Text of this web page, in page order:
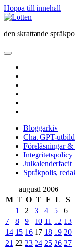
Hoppa till innehåll
Lotten
den skrattande
öppna
meny
Bloggarkiv
Chat GPT-
Föreläsningar &
Integritetspolicy
Julkalenderfacit
Språkpolis,
Sidopanel
augusti 2006
M T O T F L
S
1
2 3 4 5
6
7
8 9 10 11 12 13
14 15 16 17 18 19 20
21 22 23 24 25 26 27